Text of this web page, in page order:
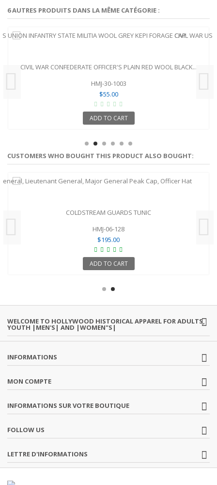
6 AUTRES PRODUITS DANS LA MÊME CATÉGORIE :
CIVIL WAR CONFEDERATE OFFICER'S PLAIN RED WOOL BLACK...
HMJ-30-1003
$55.00
ADD TO CART
CUSTOMERS WHO BOUGHT THIS PRODUCT ALSO BOUGHT:
COLDSTREAM GUARDS TUNIC
HMJ-06-128
$195.00
ADD TO CART
WELCOME TO HOLLYWOOD HISTORICAL APPAREL FOR ADULTS,
YOUTH |MEN'S| AND |WOMEN"S|
INFORMATIONS
MON COMPTE
INFORMATIONS SUR VOTRE BOUTIQUE
FOLLOW US
LETTRE D'INFORMATIONS